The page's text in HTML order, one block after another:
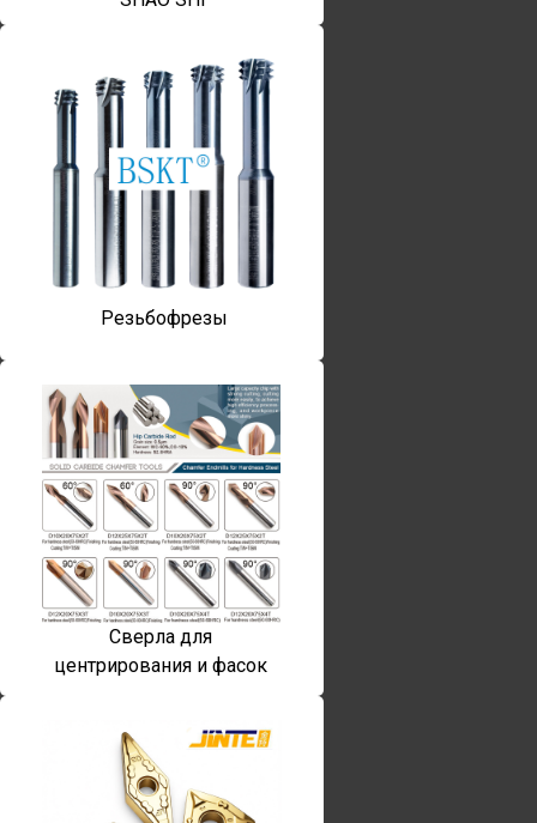
Резьбофрезы
Сверла для
центрирования и фасок